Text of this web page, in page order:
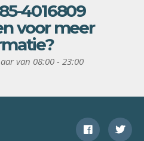
4016809
voor meer
van 08:00 - 23:00